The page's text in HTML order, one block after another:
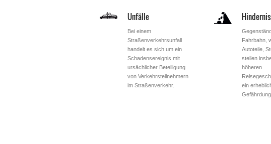
Unfälle
Bei einem
Straßenverkehrsunfall
handelt es sich um ein
Schadensereignis mit
ursächlicher Beteiligung
von Verkehrsteilnehmern
im Straßenverkehr.
Fahrbahn,
Autoteile,
stellen
höheren
ein